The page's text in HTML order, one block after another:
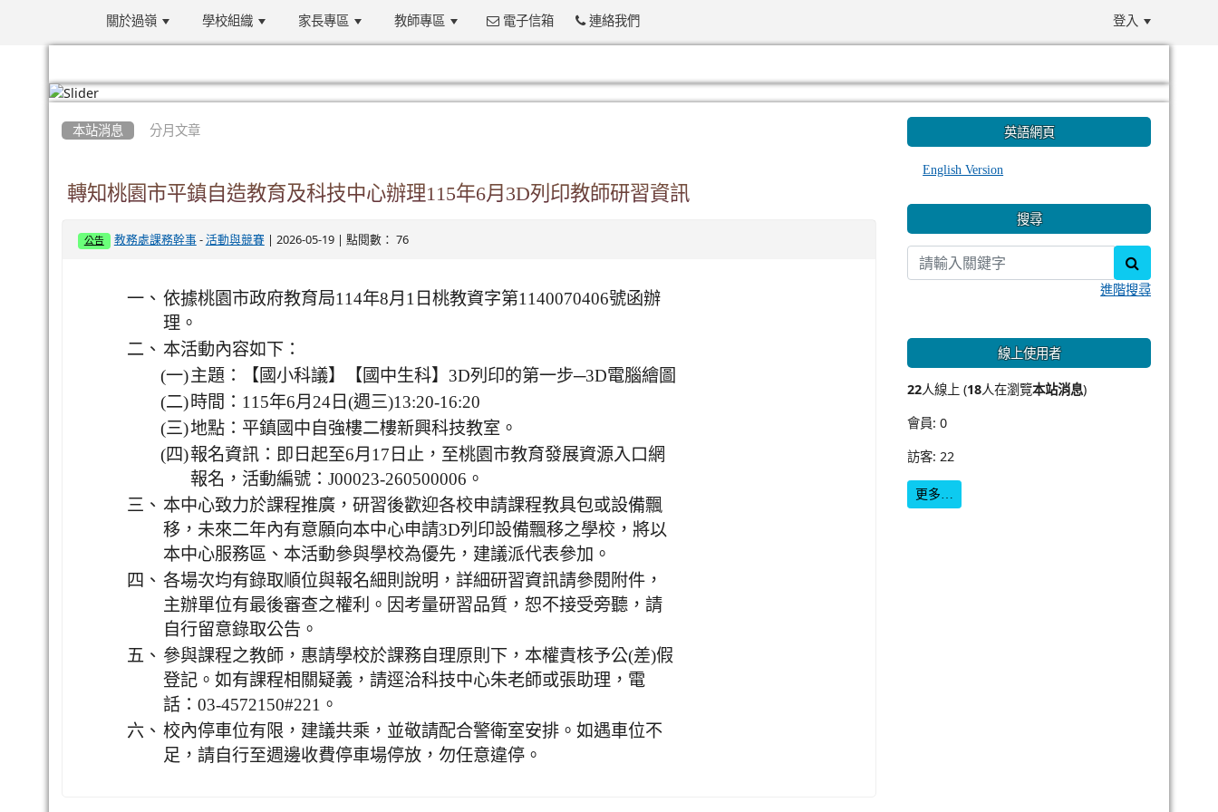
關於過嶺 學校組織 家長專區 教師專區 電子信箱 連絡我們 登入
本站消息 分月文章
轉知桃園市平鎮自造教育及科技中心辦理115年6月3D列印教師研習資訊
公告 教務處課務幹事- 活動與競賽| 2026-05-19 | 點閱數： 76
一、 依據桃園市政府教育局114年8月1日桃教資字第1140070406號函辦
理。
二、 本活動內容如下：
(一) 主題：【國小科議】【國中生科】3D列印的第一步─3D電腦繪圖
(二) 時間：115年6月24日(週三)13:20-16:20
(三)地點：平鎮國中自強樓二樓新興科技教室。
(四)報名資訊：即日起至6月17日止，至桃園市教育發展資源入口網
報名，活動編號：J00023-260500006。
三、 本中心致力於課程推廣，研習後歡迎各校申請課程教具包或設備飄
移，未來二年內有意願向本中心申請3D列印設備飄移之學校，將以
本中心服務區、本活動參與學校為優先，建議派代表參加。
四、 各場次均有錄取順位與報名細則說明，詳細研習資訊請參閱附件，
主辦單位有最後審查之權利。因考量研習品質，恕不接受旁聽，請
自行留意錄取公告。
五、 參與課程之教師，惠請學校於課務自理原則下，本權責核予公(差)假
登記。如有課程相關疑義，請逕洽科技中心朱老師或張助理，電
話：03-4572150#221。
六、 校內停車位有限，建議共乘，並敬請配合警衛室安排。如遇車位不
足，請自行至週邊收費停車場停放，勿任意違停。
英語網頁
English Version
搜尋
進階搜尋
線上使用者
22人線上 (18人在瀏覽本站消息)
會員: 0
訪客: 22
更多…